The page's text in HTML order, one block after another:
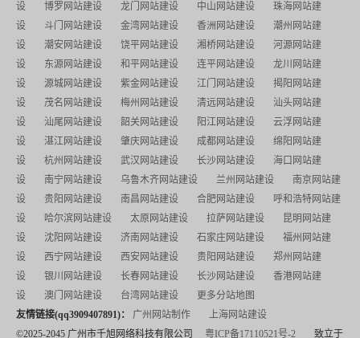
设
博罗网站建设 龙门网站建设 中山网站建设
珠海网站建
设
斗门网站建设 金湾网站建设 香洲网站建设
潮州网站建
设
潮安网站建设 饶平网站建设 湘桥网站建设
河源网站建
设
东源网站建设 和平网站建设 连平网站建设
龙川网站建
设
源城网站建设 紫金网站建设 江门网站建设
揭阳网站建
设
茂名网站建设 梅州网站建设 清远网站建设
汕头网站建
设
汕尾网站建设 韶关网站建设 阳江网站建设
云浮网站建
设
湛江网站建设 肇庆网站建设 成都网站建设
绵阳网站建
设
杭州网站建设 武汉网站建设 长沙网站建设
海口网站建
设
南宁网站建设 乌鲁木齐网站建设 兰州网站建设
南京网站建
设
贵阳网站建设 南昌网站建设 合肥网站建设
呼和浩特网站建
设
哈尔滨网站建设 太原网站建设 拉萨网站建设
昆明网站建
设
沈阳网站建设 济南网站建设 石家庄网站建设
福州网站建
设
西宁网站建设 西安网站建设 贵阳网站建设
郑州网站建
设
银川网站建设 长春网站建设 长沙网站建设
香港网站建
设
澳门网站建设 台湾网站建设
更多分站地图
友情链接(qq3909407891)：
广州网站制作
上海网站建设
©2025-2045 广州市千旭网络科技有限公司
粤ICP备17110521号-2 致立于